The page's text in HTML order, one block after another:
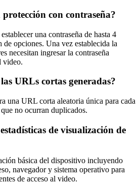
con contraseña?
una contraseña de hasta 4
opciones. Una vez establecida la
necesitan ingresar la contraseña
video.
URLs cortas generadas?
una URL corta aleatoria única para cada
no ocurran duplicados.
de visualización de
básica del dispositivo incluyendo
navegador y sistema operativo para
de acceso al video.